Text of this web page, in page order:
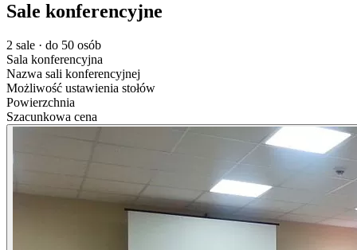
Sale konferencyjne
2 sale · do 50 osób
Sala konferencyjna
Nazwa sali konferencyjnej
Możliwość ustawienia stołów
Powierzchnia
Szacunkowa cena